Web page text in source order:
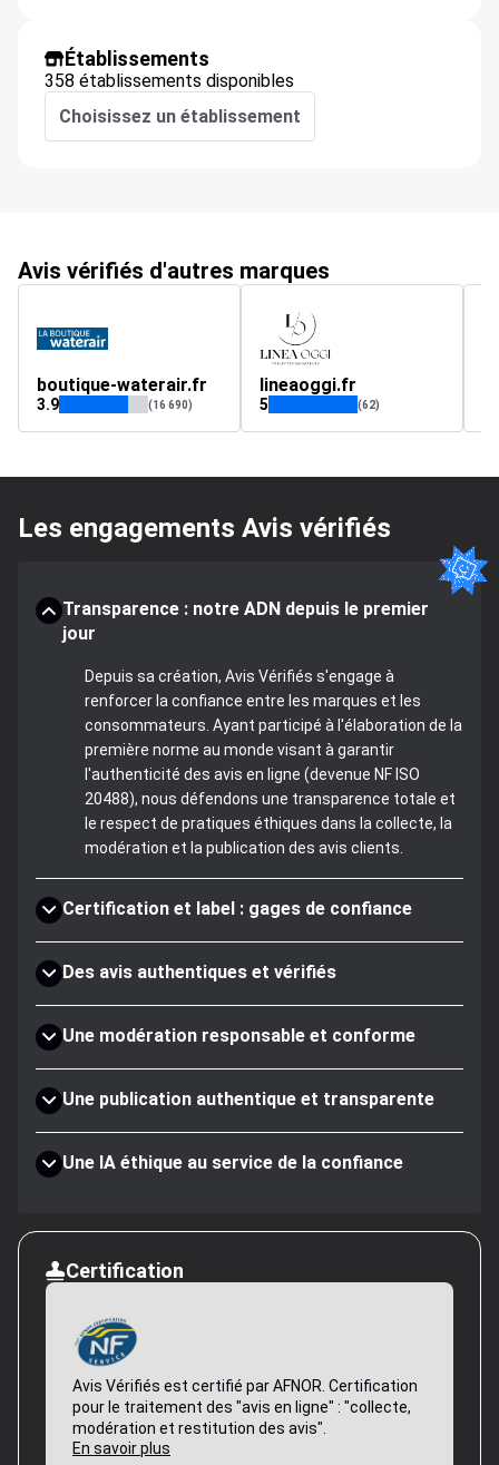
Établissements
358 établissements disponibles
Choisissez un établissement
Avis vérifiés d'autres marques
boutique-waterair.fr
3.9 (16 690)
lineaoggi.fr
5 (62)
Les engagements Avis vérifiés
Transparence : notre ADN depuis le premier
jour
Depuis sa création, Avis Vérifiés s'engage à
renforcer la confiance entre les marques et les
consommateurs. Ayant participé à l'élaboration de la
première norme au monde visant à garantir
l'authenticité des avis en ligne (devenue NF ISO
20488), nous défendons une transparence totale et
le respect de pratiques éthiques dans la collecte, la
modération et la publication des avis clients.
Certification et label : gages de confiance
Des avis authentiques et vérifiés
Une modération responsable et conforme
Une publication authentique et transparente
Une IA éthique au service de la confiance
Certification
Avis Vérifiés est certifié par AFNOR. Certification
pour le traitement des "avis en ligne" : "collecte,
modération et restitution des avis".
En savoir plus